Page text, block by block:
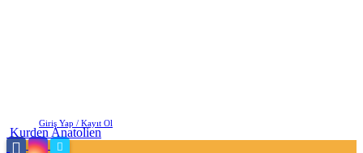
Giriş Yap / Kayıt Ol
Kurden Anatolien